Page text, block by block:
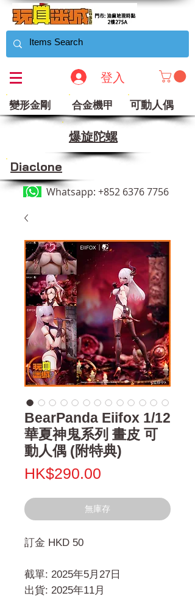
登入
變形金剛 合金機甲 可動人偶
​爆旋陀螺
Diaclone
Whatsapp: +852 6376 7756
BearPanda Eiifox 1/12
華夏神鬼系列 畫皮 可
動人偶 (附特典)
HK$290.00
無庫存
訂金 HKD 50
截單: 2025年5月27日
出貨: 2025年11月